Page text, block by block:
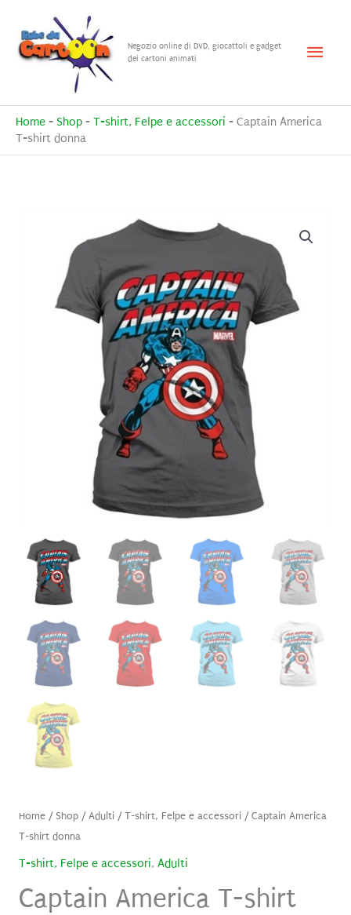
contenuto
Negozio online di DVD, giocattoli e gadget
dei cartoni animati
Menu
Home - Shop - T-shirt, Felpe e accessori - Captain America
T-shirt donna
Home/ Shop/Adulti/T-shirt, Felpe e accessori/ Captain America
T-shirt donna
T-shirt, Felpe e accessori, Adulti
Captain America T-shirt